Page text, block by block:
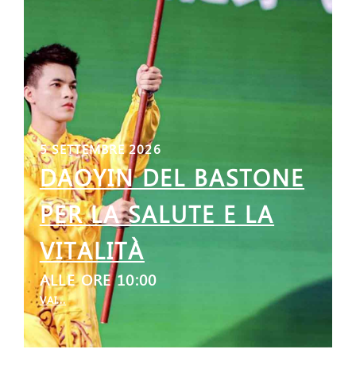
5 SETTEMBRE 2026
DAOYIN DEL BASTONE
PER LA SALUTE E LA
VITALITÀ
ALLE ORE 10:00
VAI...